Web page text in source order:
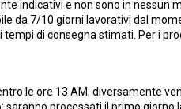
indicativi e non sono in nessun
da 7/10 giorni lavorativi dal
di consegna stimati. Per i
le ore 13 AM; diversamente